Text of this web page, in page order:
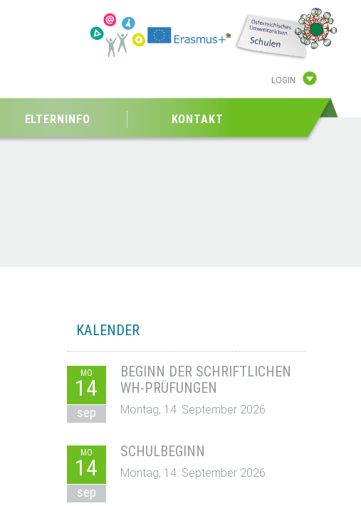
LOGIN
ELTERNINFO KONTAKT
KALENDER
MO
14
sep
BEGINN DER SCHRIFTLICHEN
WH-PRÜFUNGEN
Montag, 14. September 2026
MO
14
sep
SCHULBEGINN
Montag, 14. September 2026